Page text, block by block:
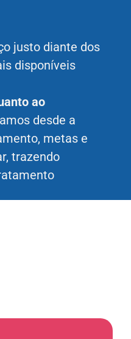
justo diante dos
disponíveis
ao
desde a
metas e
trazendo